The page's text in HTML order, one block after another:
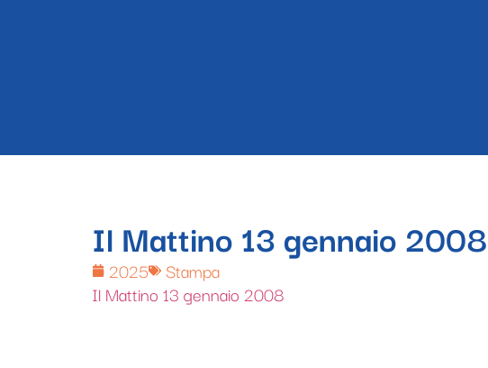
Il Mattino 13 gennaio 2008
2025
Stampa
Il Mattino 13 gennaio 2008